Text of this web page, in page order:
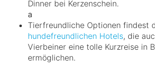
Dinner bei Kerzenschein.
a
Tierfreundliche Optionen findest
hundefreundlichen Hotels, die
Vierbeiner eine tolle Kurzreise in
ermöglichen.